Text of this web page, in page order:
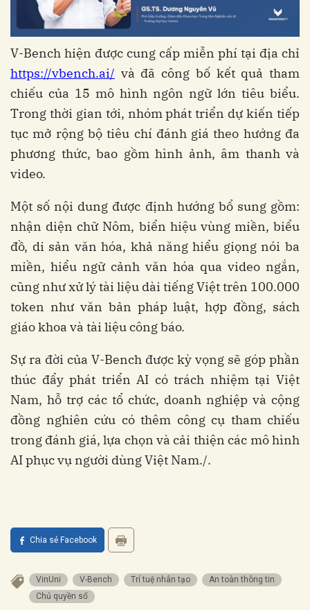
V-Bench hiện được cung cấp miễn phí tại địa chỉ
https://vbench.ai/ và đã công bố kết quả tham
chiếu của 15 mô hình ngôn ngữ lớn tiêu biểu.
Trong thời gian tới, nhóm phát triển dự kiến tiếp
tục mở rộng bộ tiêu chí đánh giá theo hướng đa
phương thức, bao gồm hình ảnh, âm thanh và
video.
Một số nội dung được định hướng bổ sung gồm:
nhận diện chữ Nôm, biển hiệu vùng miền, biểu
đồ, di sản văn hóa, khả năng hiểu giọng nói ba
miền, hiểu ngữ cảnh văn hóa qua video ngắn,
cũng như xử lý tài liệu dài tiếng Việt trên 100.000
token như văn bản pháp luật, hợp đồng, sách
giáo khoa và tài liệu công báo.
Sự ra đời của V-Bench được kỳ vọng sẽ góp phần
thúc đẩy phát triển AI có trách nhiệm tại Việt
Nam, hỗ trợ các tổ chức, doanh nghiệp và cộng
đồng nghiên cứu có thêm công cụ tham chiếu
trong đánh giá, lựa chọn và cải thiện các mô hình
AI phục vụ người dùng Việt Nam./.
Chia sẻ Facebook
VinUni V-Bench Trí tuệ nhân tạo
An toàn thông tin
Chủ quyền số